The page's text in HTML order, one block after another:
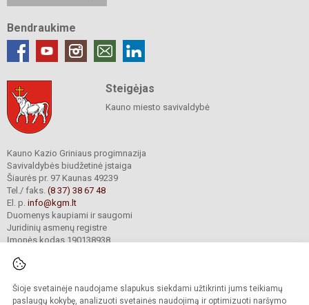
Šioje svetainėje naudojame slapukus siekdami užtikrinti jums teikiamų
paslaugų kokybę, analizuoti svetainės naudojimą ir optimizuoti naršymo
Bendraukime
Steigėjas
Kauno miesto savivaldybė
Kauno Kazio Griniaus progimnazija
Savivaldybės biudžetinė įstaiga
Šiaurės pr. 97 Kaunas 49239
Tel./ faks. (8 37) 38 67 48
El. p. info@kgm.lt
Duomenys kaupiami ir saugomi
Juridinių asmenų registre
Įmonės kodas 190138938
© 2024. Kauno Kazio Griniaus progimnazija. Visos teisės saugomos.
Kopijuoti turinį be raštiško progimnazijos sutikimo griežtai draudžiama.